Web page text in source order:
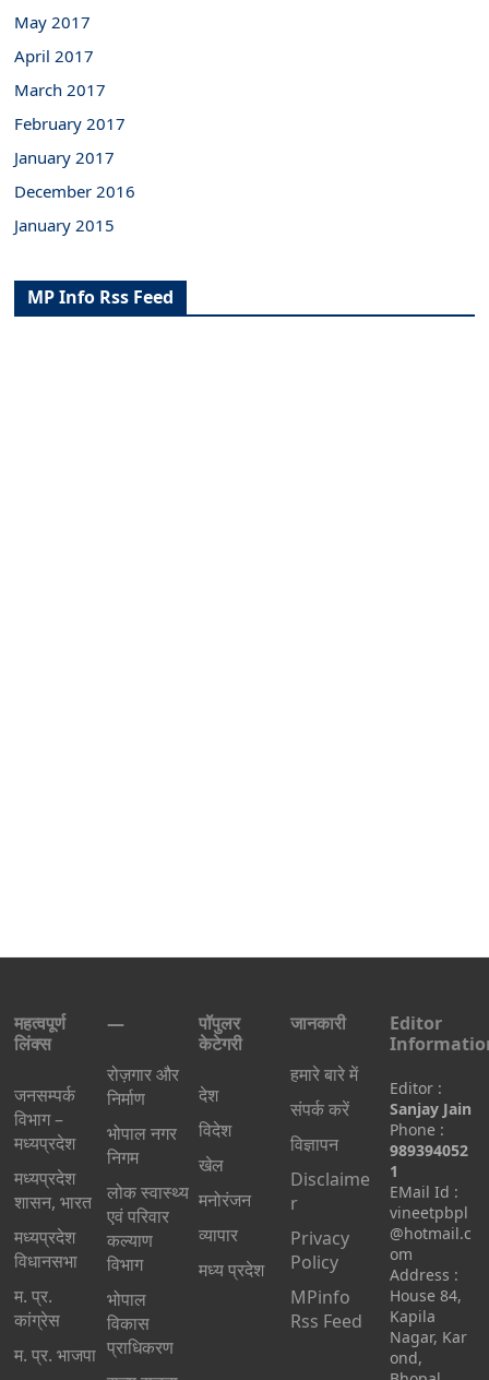
May 2017
April 2017
March 2017
February 2017
January 2017
December 2016
January 2015
MP Info Rss Feed
महत्वपूर्ण
लिंक्स
जनसम्पर्क
विभाग –
मध्यप्रदेश
मध्यप्रदेश
शासन, भारत
मध्‍यप्रदेश
विधानसभा
म. प्र.
कांग्रेस
म. प्र. भाजपा
—
रोज़गार और
निर्माण
भोपाल नगर
निगम
लोक स्वास्थ्य
एवं परिवार
कल्याण
विभाग
भोपाल
विकास
प्राधिकरण
पॉपुलर
केटेगरी
देश
विदेश
खेल
मनोरंजन
व्यापार
मध्य प्रदेश
जानकारी
हमारे बारे में
संपर्क करें
विज्ञापन
Disclaime
r
Privacy
Policy
MPinfo
Rss Feed
Editor
Editor :
Sanjay Jain
Phone :
989394052
1
EMail Id :
vineetpbpl
@hotmail.c
om
Address :
House 84,
Kapila
Nagar, Kar
ond,